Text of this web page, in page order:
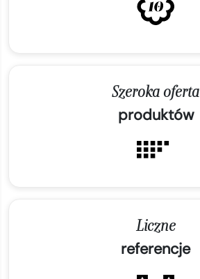
Szeroka oferta
produktów
Liczne
referencje